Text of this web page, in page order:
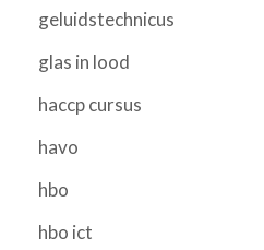
geluidstechnicus
glas in lood
haccp cursus
havo
hbo
hbo ict